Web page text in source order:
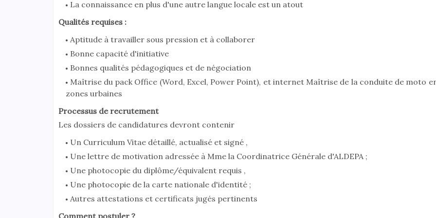
La connaissance en plus d'une autre langue locale est un atout
Qualités requises :
Aptitude à travailler sous pression et à collaborer
Bonne capacité d'initiative
Bonnes qualités pédagogiques et de négociation
Maîtrise du pack Office (Word, Excel, Power Point), et internet Maîtrise de la conduite de moto
zones urbaines
Processus de recrutement
Les dossiers de candidatures devront contenir
Un Curriculum Vitae détaillé, actualisé et signé ,
Une lettre de motivation adressée à Mme la Coordinatrice Générale d'ALDEPA ;
Une photocopie du diplôme/équivalent requis ,
Une photocopie de la carte nationale d'identité ;
Autres attestations et certificats jugés pertinents